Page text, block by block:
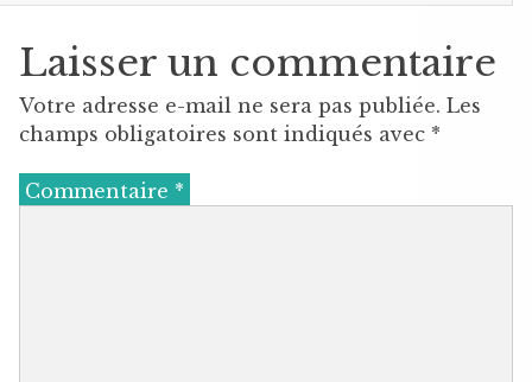
Laisser un commentaire
Votre adresse e-mail ne sera pas publiée. Les
champs obligatoires sont indiqués avec *
Commentaire *